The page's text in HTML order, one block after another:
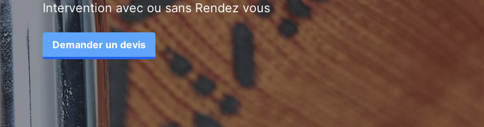
Intervention avec ou sans Rendez vous
Demander un devis